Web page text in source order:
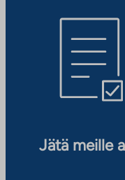
Jätä meille